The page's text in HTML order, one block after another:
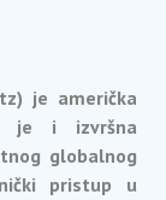
je američka
je i izvršna
globalnog
pristup u